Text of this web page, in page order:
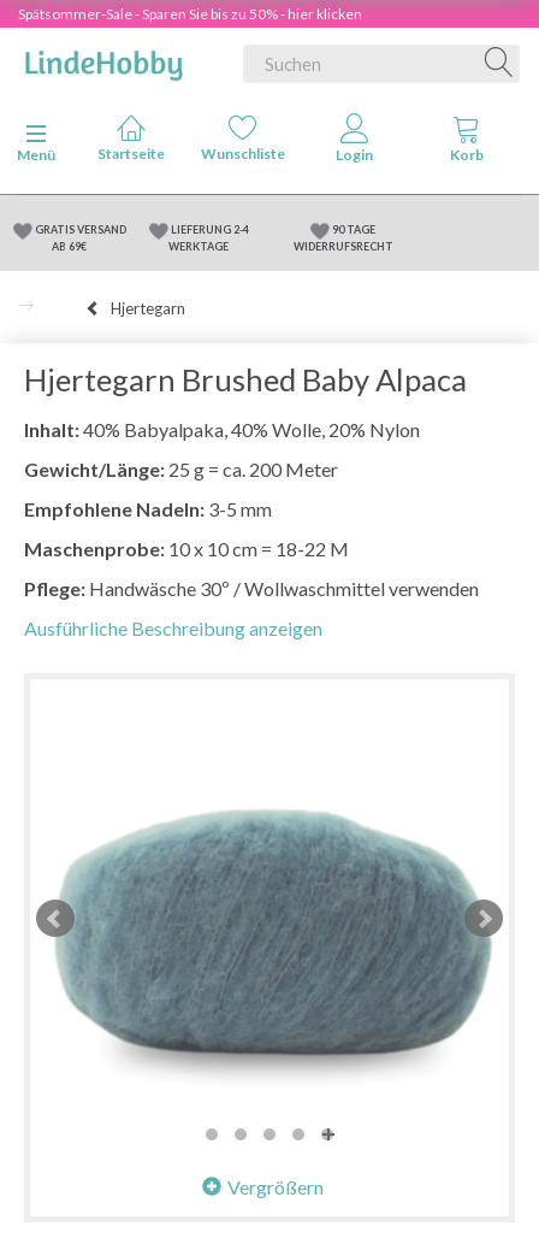
Spätsommer-Sale - Sparen Sie bis zu 50% - hier klicken
Anzeige ändern
Menü
GRATIS VERSAND
AB 69€
LIEFERUNG 2-4
WERKTAGE
90 TAGE
WIDERRUFSRECHT
Hjertegarn
Hjertegarn Brushed Baby Alpaca
Inhalt:40% Babyalpaka, 40% Wolle, 20% Nylon
Gewicht/Länge: 25 g = ca. 200 Meter
Empfohlene Nadeln: 3-5 mm
Maschenprobe: 10 x 10 cm = 18-22 M
Pflege: Handwäsche 30º / Wollwaschmittel verwenden
Ausführliche Beschreibung anzeigen
Vergrößern